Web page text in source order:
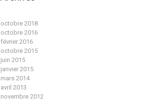
octobre 2018
octobre 2016
février 2016
octobre 2015
juin 2015
janvier 2015
mars 2014
avril 2013
novembre 2012